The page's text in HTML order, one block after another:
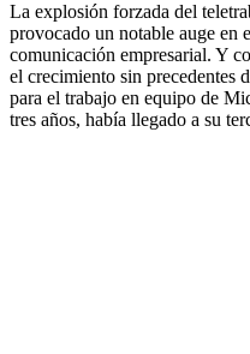
La explosión forzada del
provocado un notable auge en
comunicación empresarial. Y
el crecimiento sin precedentes
para el trabajo en equipo de
tres años, había llegado a su